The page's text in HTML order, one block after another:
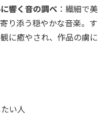
響く音の調べ ：繊細で美
り添う穏やかな音楽。す
に癒やされ、作品の虜に
い人